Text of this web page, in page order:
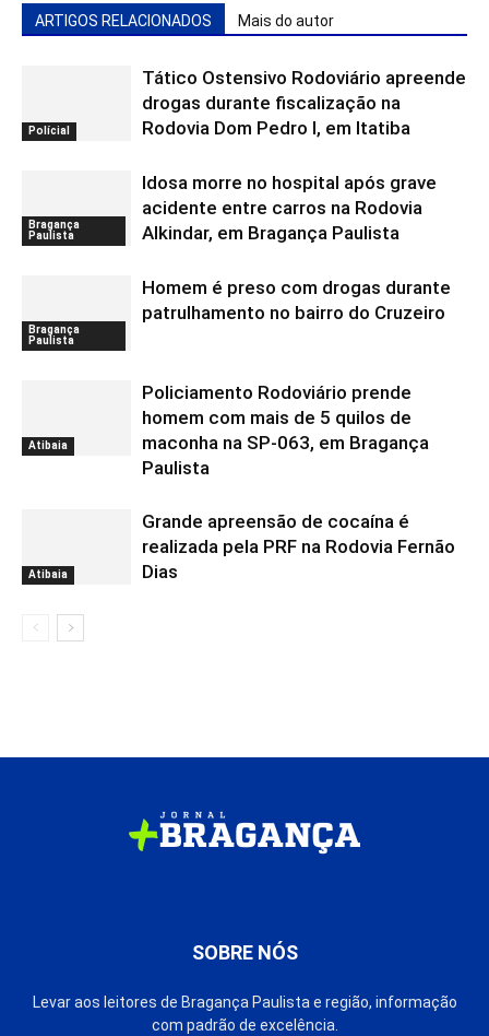
ARTIGOS RELACIONADOS Mais do autor
Polícial
Tático Ostensivo Rodoviário apreende
drogas durante fiscalização na
Rodovia Dom Pedro I, em Itatiba
Bragança
Paulista
Idosa morre no hospital após grave
acidente entre carros na Rodovia
Alkindar, em Bragança Paulista
Bragança
Paulista
Homem é preso com drogas durante
patrulhamento no bairro do Cruzeiro
Atibaia
Policiamento Rodoviário prende
homem com mais de 5 quilos de
maconha na SP-063, em Bragança
Paulista
Atibaia
Grande apreensão de cocaína é
realizada pela PRF na Rodovia Fernão
Dias
SOBRE NÓS
Levar aos leitores de Bragança Paulista e região, informação
com padrão de excelência.